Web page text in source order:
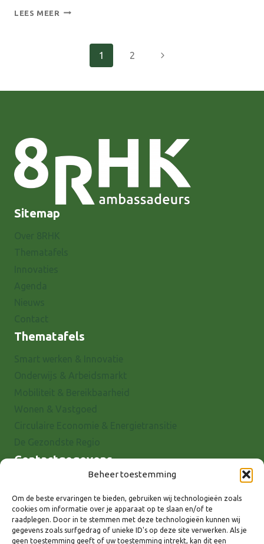
Beheer toestemming
Om de beste ervaringen te bieden, gebruiken wij technologieën zoals
cookies om informatie over je apparaat op te slaan en/of te
raadplegen. Door in te stemmen met deze technologieën kunnen wij
gegevens zoals surfgedrag of unieke ID's op deze site verwerken. Als je
geen toestemming geeft of uw toestemming intrekt, kan dit een
LEES MEER ’T
AANMELDEN
JAARCONGRES
MONITOR
1 2
Volgende
Sitemap
Thematafels
Contactgegevens
7001 EX Doetinchem
E-mail: info@8rhk.nl
Telefoonnummers